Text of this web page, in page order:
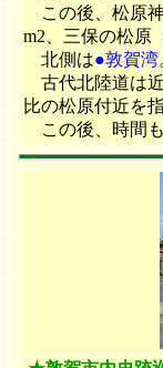
この後、松原
m2、三保の松原
北側は●敦賀湾
古代北陸道は
比の松原付近を
この後、時間